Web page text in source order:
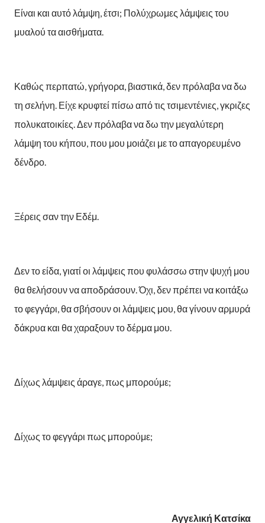
Είναι και αυτό λάμψη, έτσι; Πολύχρωμες λάμψεις του
μυαλού τα αισθήματα.
Καθώς περπατώ, γρήγορα, βιαστικά, δεν πρόλαβα να δω
τη σελήνη. Είχε κρυφτεί πίσω από τις τσιμεντένιες, γκριζες
πολυκατοικίες. Δεν πρόλαβα να δω την μεγαλύτερη
λάμψη του κήπου, που μου μοιάζει με το απαγορευμένο
δένδρο.
Ξέρεις σαν την Εδέμ.
Δεν το είδα, γιατί οι λάμψεις που φυλάσσω στην ψυχή μου
θα θελήσουν να αποδράσουν. Όχι, δεν πρέπει να κοιτάξω
το φεγγάρι, θα σβήσουν οι λάμψεις μου, θα γίνουν αρμυρά
δάκρυα και θα χαραξουν το δέρμα μου.
Δίχως λάμψεις άραγε, πως μπορούμε;
Δίχως το φεγγάρι πως μπορούμε;
Αγγελική Κατσίκα